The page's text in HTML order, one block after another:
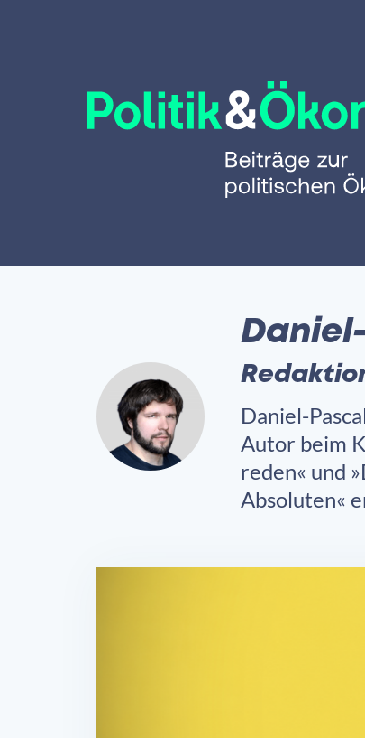
Daniel-
Autor beim
reden« und
Absoluten«